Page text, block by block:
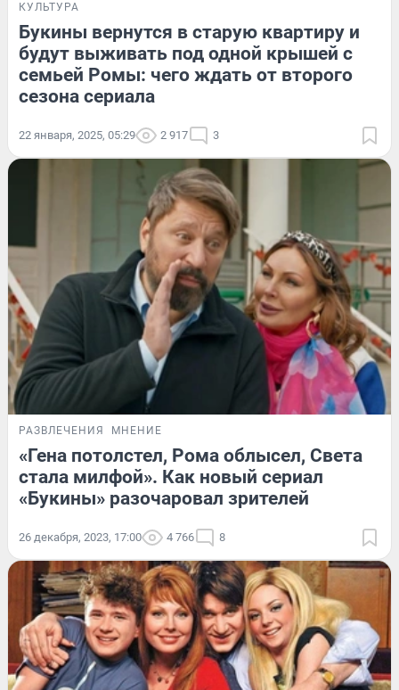
КУЛЬТУРА
Букины вернутся в старую квартиру и
будут выживать под одной крышей с
семьей Ромы: чего ждать от второго
сезона сериала
22 января, 2025, 05:29 2 917 3
РАЗВЛЕЧЕНИЯ МНЕНИЕ
«Гена потолстел, Рома облысел, Света
стала милфой». Как новый сериал
«Букины» разочаровал зрителей
26 декабря, 2023, 17:00 4 766 8